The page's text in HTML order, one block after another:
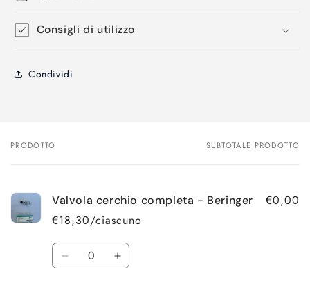
Consigli di utilizzo
Condividi
Il
PRODOTTO SUBTOTALE PRODOTTO
Valvola cerchio completa - Beringer
€18,30/ciascuno
€0,00
Quantità
DiminuisciAumenta